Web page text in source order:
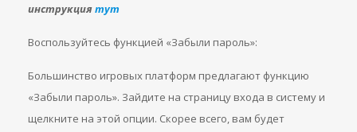
инструкциятут
Воспользуйтесь функцией «Забыли пароль»:
Большинство игровых платформ предлагают функцию
«Забыли пароль». Зайдите на страницу входа в систему и
щелкните на этой опции. Скорее всего, вам будет